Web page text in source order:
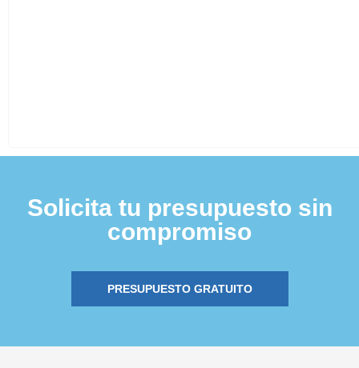
Solicita tu presupuesto sin
compromiso
PRESUPUESTO GRATUITO